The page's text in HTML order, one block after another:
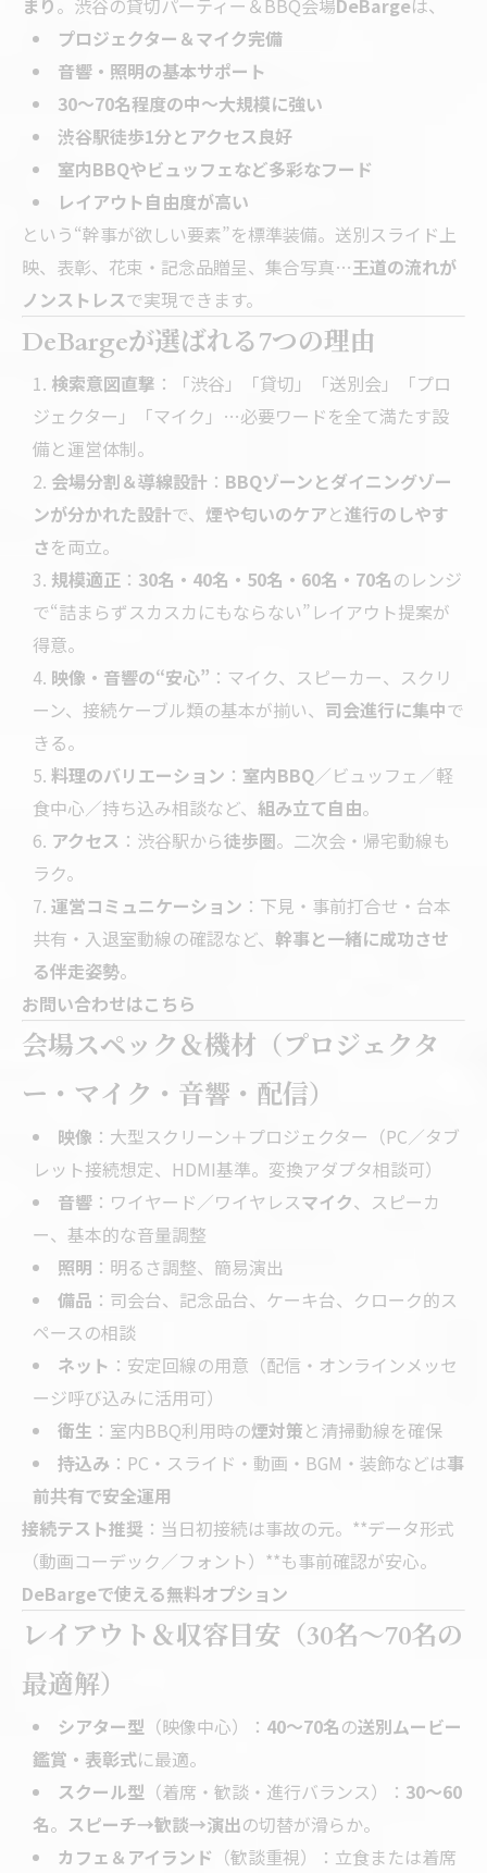
プロジェクター＆マイク完備
音響・照明の基本サポート
30～70名程度の中～大規模に強い
渋谷駅徒歩1分とアクセス良好
室内BBQやビュッフェなど多彩なフード
レイアウト自由度が高い
という“幹事が欲しい要素”を標準装備。送別スライド上
映、表彰、花束・記念品贈呈、集合写真…王道の流れが
ノンストレスで実現できます。
DeBargeが選ばれる7つの理由
検索意図直撃 ：「渋谷」「貸切」「送別会」「プロ
ジェクター」「マイク」…必要ワードを全て満たす設
備と運営体制。
会場分割＆導線設計 ： BBQゾーンとダイニングゾー
ンが分かれた設計で、 煙や匂いのケアと進行のしやす
さを両立。
規模適正 ： 30名・40名・50名・60名・70名のレンジ
で“詰まらずスカスカにもならない”レイアウト提案が
得意。
映像・音響の“安心” ：マイク、スピーカー、スクリ
ーン、接続ケーブル類の基本が揃い、 司会進行に集中で
きる。
料理のバリエーション ： 室内BBQ／ビュッフェ／軽
食中心／持ち込み相談など、 組み立て自由。
アクセス ：渋谷駅から徒歩圏。二次会・帰宅動線も
ラク。
運営コミュニケーション ：下見・事前打合せ・台本
共有・入退室動線の確認など、 幹事と一緒に成功させ
る伴走姿勢。
お問い合わせはこちら
会場スペック＆機材（プロジェクタ
ー・マイク・音響・配信）
映像 ：大型スクリーン＋プロジェクター（PC／タブ
レット接続想定、HDMI基準。変換アダプタ相談可）
音響：ワイヤード／ワイヤレスマイク、スピーカ
ー、基本的な音量調整
照明 ：明るさ調整、簡易演出
備品 ：司会台、記念品台、ケーキ台、クローク的ス
ペースの相談
ネット ：安定回線の用意（配信・オンラインメッセ
ージ呼び込みに活用可）
衛生 ：室内BBQ利用時の煙対策と清掃動線を確保
持込み ：PC・スライド・動画・BGM・装飾などは事
前共有で安全運用
接続テスト推奨 ：当日初接続は事故の元。**データ形式
（動画コーデック／フォント）**も事前確認が安心。
DeBargeで使える無料オプション
レイアウト＆収容目安（30名〜70名の
最適解）
シアター型 （映像中心）： 40～70名の送別ムービー
鑑賞・表彰式に最適。
スクール型 （着席・歓談・進行バランス）： 30～60
名。 スピーチ→歓談→演出の切替が滑らか。
カフェ＆アイランド （歓談重視）：立食または着席